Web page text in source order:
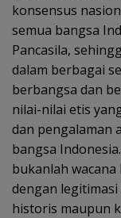
konsensus
semua bangsa
Pancasila,
dalam berbagai
berbangsa dan
nilai-nilai etis
dan pengalaman
bangsa
bukanlah
dengan
historis maupun